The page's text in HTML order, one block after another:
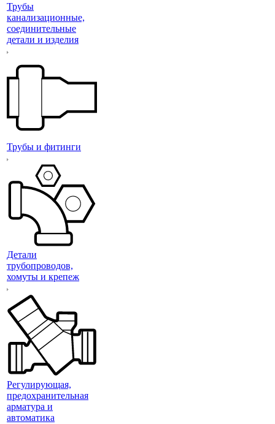
Трубы
канализационные,
соединительные
детали и изделия
Трубы и фитинги
Детали
трубопроводов,
хомуты и крепеж
Регулирующая,
предохранительная
арматура и
автоматика